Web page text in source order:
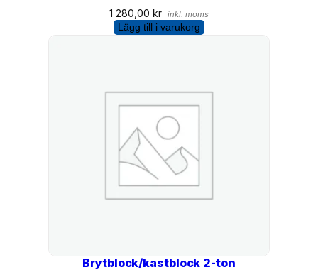
1 280,00 kr inkl. moms
Lägg till i varukorg
Brytblock/kastblock 2-ton